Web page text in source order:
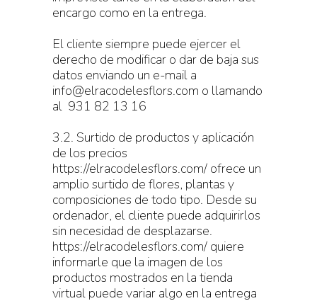
encargo como en la entrega.
El cliente siempre puede ejercer el
derecho de modificar o dar de baja sus
datos enviando un e-mail a
info@elracodelesflors.com o llamando
al 931 82 13 16
3.2. Surtido de productos y aplicación
de los precios
https://elracodelesflors.com/ ofrece un
amplio surtido de flores, plantas y
composiciones de todo tipo. Desde su
ordenador, el cliente puede adquirirlos
sin necesidad de desplazarse.
https://elracodelesflors.com/ quiere
informarle que la imagen de los
productos mostrados en la tienda
virtual puede variar algo en la entrega